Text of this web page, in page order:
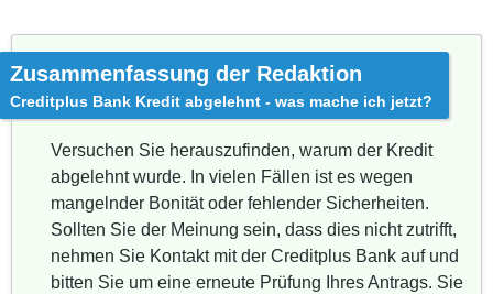
Zusammenfassung der Redaktion
Creditplus Bank Kredit abgelehnt - was mache ich jetzt?
Versuchen Sie herauszufinden, warum der Kredit
abgelehnt wurde. In vielen Fällen ist es wegen
mangelnder Bonität oder fehlender Sicherheiten.
Sollten Sie der Meinung sein, dass dies nicht zutrifft,
nehmen Sie Kontakt mit der Creditplus Bank auf und
bitten Sie um eine erneute Prüfung Ihres Antrags. Sie